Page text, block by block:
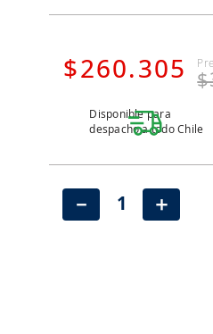
$260. 305 $
Disponible para
despacho a todo Chile
＋
－